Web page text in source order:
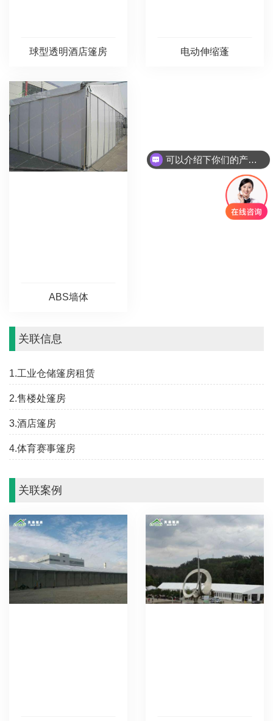
球型透明酒店篷房 电动伸缩蓬
ABS墙体
关联信息
1.工业仓储篷房租赁
2.售楼处篷房
3.酒店篷房
4.体育赛事篷房
关联案例
你们是怎么收费的呢